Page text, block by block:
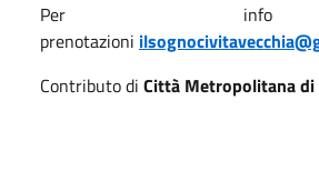
Per
prenotazioni
Contributo di Città Metropolitana di